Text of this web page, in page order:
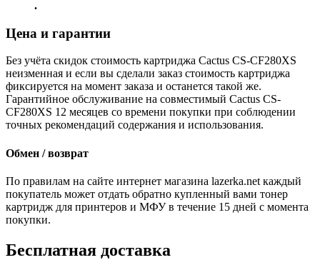
.
Цена и гарантии
Без учёта скидок стоимость картриджа Cactus CS-CF280XS
неизменная и если вы сделали заказ стоимость картриджа
фиксируется на момент заказа и останется такой же.
Гарантийное обслуживание на совместимый Cactus CS-
CF280XS 12 месяцев со времени покупки при соблюдении
точных рекомендаций содержания и использования.
Обмен / возврат
По правилам на сайте интернет магазина lazerka.net каждый
покупатель может отдать обратно купленный вами тонер
картридж для принтеров и МФУ в течение 15 дней с момента
покупки.
Бесплатная доставка